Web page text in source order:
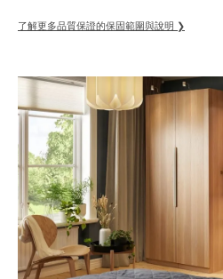
了解更多品質保證的保固範圍與說明 ❯